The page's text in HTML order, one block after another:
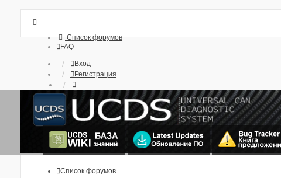
Список форумов
FAQ
Вход
Регистрация
Список форумов